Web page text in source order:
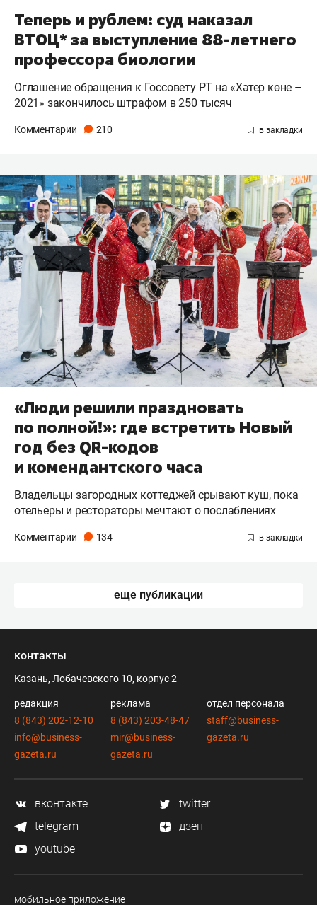
Теперь и рублем: суд наказал
ВТОЦ* за выступление 88-летнего
профессора биологии
Оглашение обращения к Госсовету РТ на «Хәтер көне –
2021» закончилось штрафом в 250 тысяч
Комментарии 210
«Люди решили праздновать
по полной!»: где встретить Новый
год без QR-кодов
и комендантского часа
Владельцы загородных коттеджей срывают куш, пока
отельеры и рестораторы мечтают о послаблениях
Комментарии 134
еще публикации
контакты
Казань, Лобачевского 10, корпус 2
редакция
8 (843) 202-12-10
info@business-
gazeta.ru
реклама
8 (843) 203-48-47
mir@business-
gazeta.ru
отдел персонала
staff@business-
gazeta.ru
вконтакте
twitter
telegram
дзен
youtube
мобильное приложение